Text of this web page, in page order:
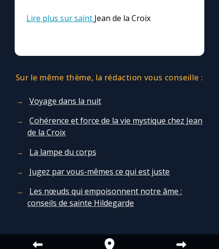
Lire plus sur saint Jean de la Croix
Sur le même thème, la rédaction vous conseille :
Voyage dans la nuit
Cohérence et force de la vie mystique chez Jean
de la Croix
La lampe du corps
Jugez par vous-mêmes ce qui est juste
Les nœuds qui empoisonnent notre âme :
conseils de sainte Hildegarde